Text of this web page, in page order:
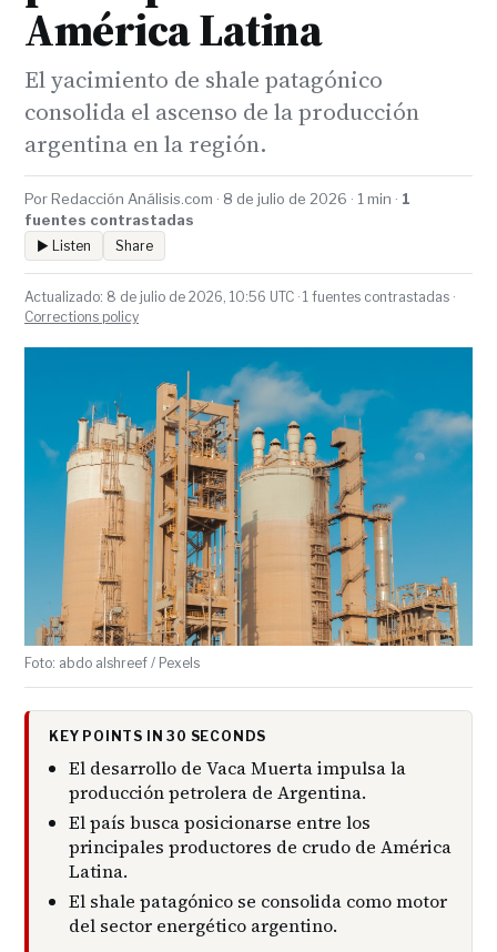
América Latina
El yacimiento de shale patagónico
consolida el ascenso de la producción
argentina en la región.
Por Redacción Análisis.com · 8 de julio de 2026 · 1 min · 1
fuentes contrastadas
▶ Listen Share
Actualizado: 8 de julio de 2026, 10:56 UTC · 1 fuentes contrastadas ·
Corrections policy
Foto: abdo alshreef / Pexels
KEY POINTS IN 30 SECONDS
El desarrollo de Vaca Muerta impulsa la
producción petrolera de Argentina.
El país busca posicionarse entre los
principales productores de crudo de América
Latina.
El shale patagónico se consolida como motor
del sector energético argentino.